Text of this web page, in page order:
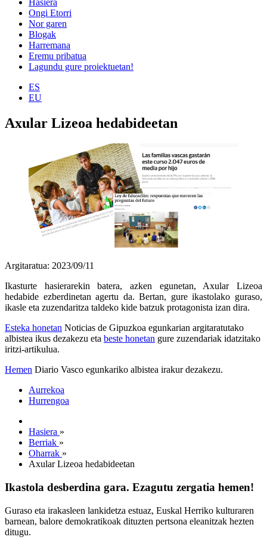
Hasiera
Ongi Etorri
Nor garen
Blogak
Harremana
Eremu pribatua
Lagundu gure proiektuetan!
ES
EU
Axular Lizeoa hedabideetan
Argitaratua: 2023/09/11
Ikasturte hasierarekin batera, azken egunetan, Axular Lizeoa
hedabide ezberdinetan agertu da. Bertan, gure ikastolako guraso,
ikasle eta zuzendaritza taldeko kide batzuk protagonista izan dira.
Esteka honetan Noticias de Gipuzkoa egunkarian argitaratutako
albistea ikus dezakezu eta beste honetan gure zuzendariak idatzitako
iritzi-artikulua.
Hemen Diario Vasco egunkariko albistea irakur dezakezu.
Aurrekoa
Hurrengoa
Hasiera »
Berriak »
Oharrak »
Axular Lizeoa hedabideetan
Ikastola desberdina gara. Ezagutu zergatia hemen!
Guraso eta irakasleen lankidetza estuaz, Euskal Herriko kulturaren
barnean, balore demokratikoak dituzten pertsona eleanitzak hezten
ditugu.